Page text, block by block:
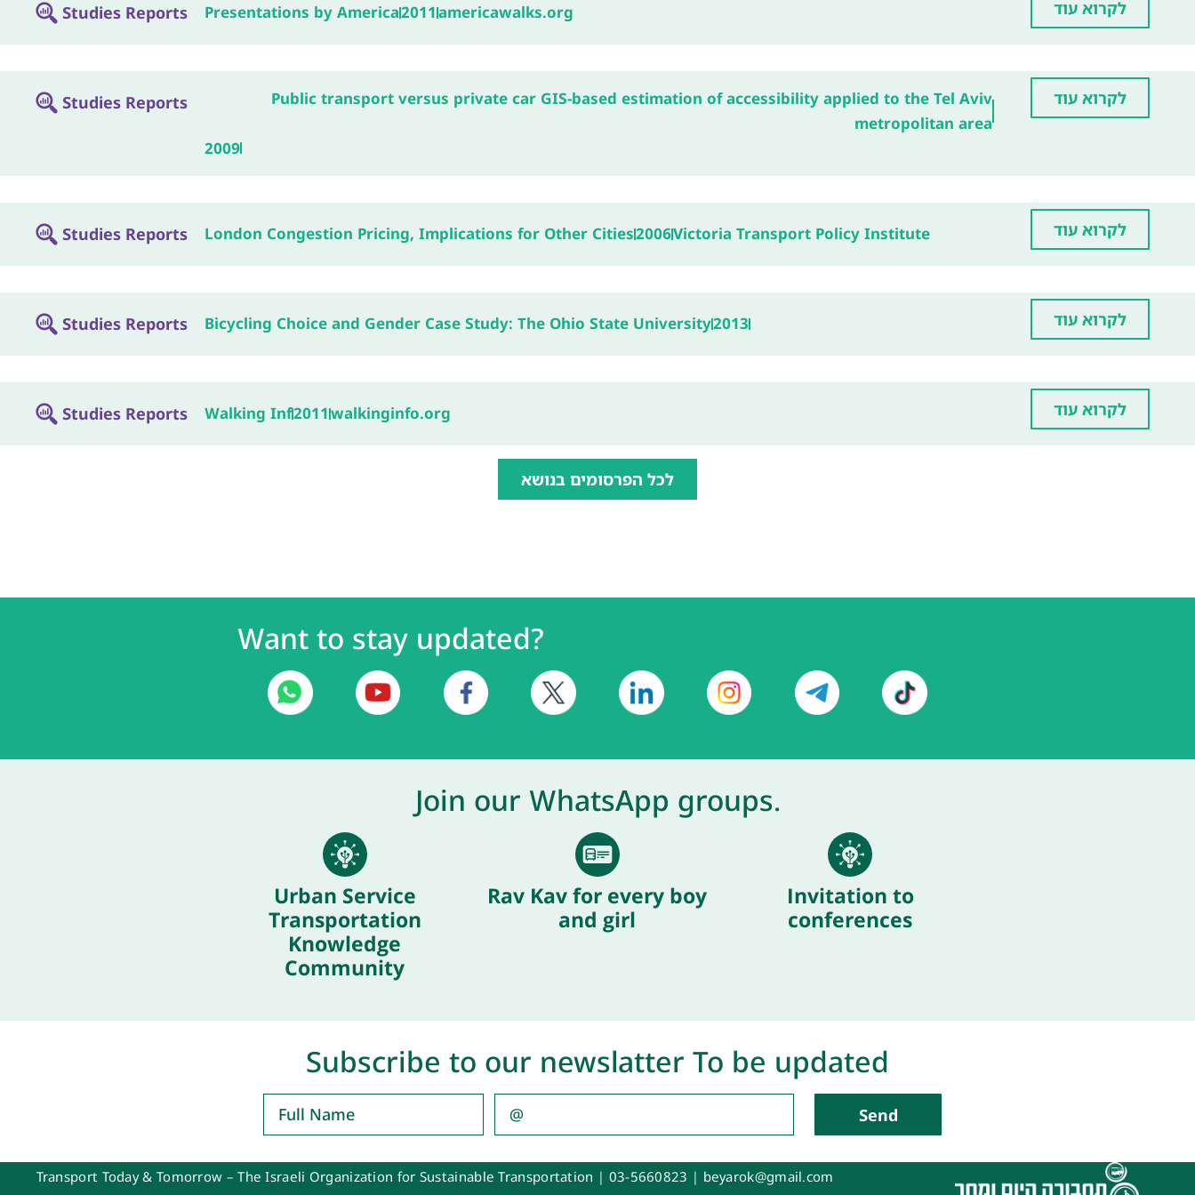
Studies Reports Presentations by America2011americawalks.org לקרוא עוד
Studies Reports
Public transport versus private car GIS-based estimation of accessibility applied to the Tel Aviv
metropolitan area
2009
לקרוא עוד
Studies Reports London Congestion Pricing, Implications for Other Cities2006Victoria Transport Policy Institute לקרוא עוד
Studies Reports Bicycling Choice and Gender Case Study: The Ohio State University2013 לקרוא עוד
Studies Reports Walking Inf2011walkinginfo.org לקרוא עוד
לכל הפרסומים בנושא
Want to stay updated?
Join our WhatsApp groups.
Urban Service
Transportation
Knowledge
Community
Rav Kav for every boy
and girl
Invitation to
conferences
Subscribe to our newslatter To be updated
Send
Transport Today & Tomorrow – The Israeli Organization for Sustainable Transportation | 03-5660823 | beyarok@gmail.com